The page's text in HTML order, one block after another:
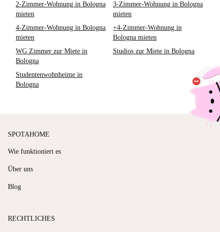
2-Zimmer-Wohnung in Bologna
mieten
3-Zimmer-Wohnung in Bologna
mieten
4-Zimmer-Wohnung in Bologna
mieten
+4-Zimmer-Wohnung in
Bologna mieten
WG Zimmer zur Miete in
Bologna
Studios zur Miete in Bologna
Studentenwohnheime in
Bologna
SPOTAHOME
Wie funktioniert es
Über uns
Blog
RECHTLICHES